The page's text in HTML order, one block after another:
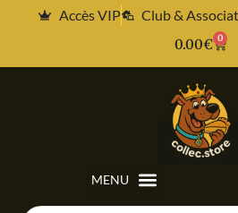
Accès VIP Club &
0.00€ 0